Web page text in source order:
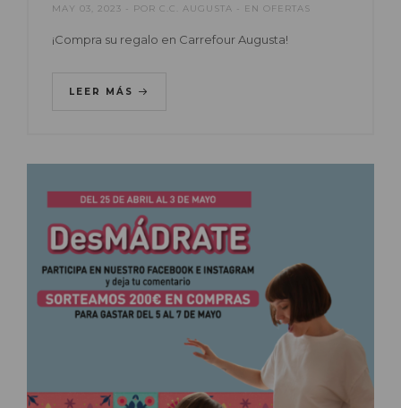
MAY 03, 2023 POR C.C. AUGUSTA EN OFERTAS
¡Compra su regalo en Carrefour Augusta!
LEER MÁS